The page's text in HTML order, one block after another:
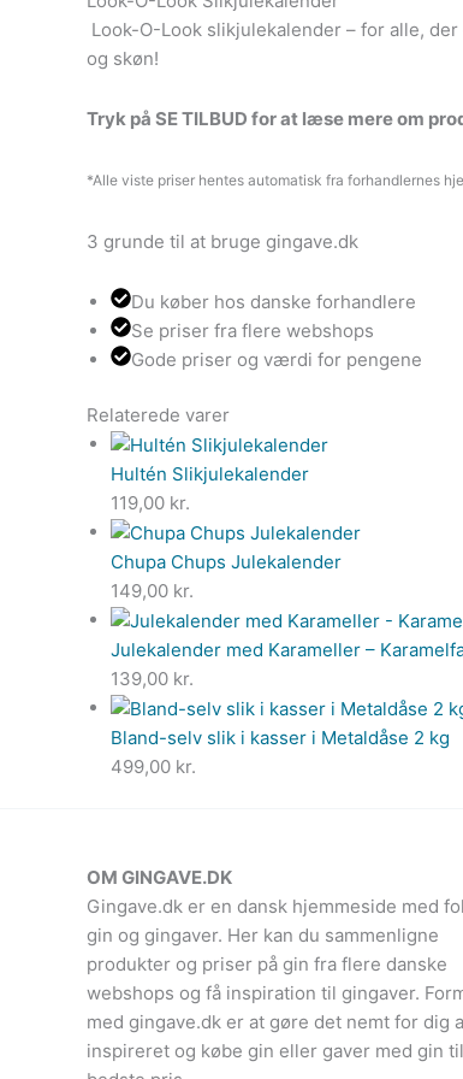
Look-O-Look slikjulekalender – for alle,
og skøn!
Tryk på SE TILBUD for at læse mere om
*Alle viste priser hentes automatisk fra forhandlernes
3 grunde til at bruge gingave.dk
Du køber hos danske forhandlere
Se priser fra flere webshops
Gode priser og værdi for pengene
Relaterede varer
Hultén Slikjulekalender
119,00 kr.
Chupa Chups Julekalender
149,00 kr.
Julekalender med Karameller –
139,00 kr.
Bland-selv slik i kasser i Metaldåse 2 kg
499,00 kr.
OM GINGAVE.DK
Gingave.dk er en dansk hjemmeside med
gin og gingaver. Her kan du sammenligne
produkter og priser på gin fra flere danske
webshops og få inspiration til gingaver.
med gingave.dk er at gøre det nemt for dig
inspireret og købe gin eller gaver med gin